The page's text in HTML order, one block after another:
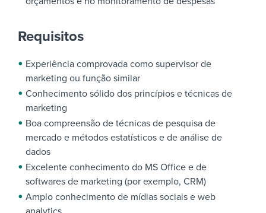
Requisitos
Experiência comprovada como supervisor de
marketing ou função similar
Conhecimento sólido dos princípios e técnicas de
marketing
Boa compreensão de técnicas de pesquisa de
mercado e métodos estatísticos e de análise de
dados
Excelente conhecimento do MS Office e de
softwares de marketing (por exemplo, CRM)
Amplo conhecimento de mídias sociais e web